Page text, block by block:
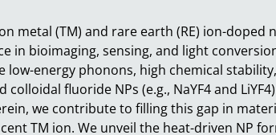
metal (TM) and rare earth (RE) ion-
in bioimaging, sensing, and light
low-energy phonons, high chemical
colloidal fluoride NPs (e.g., NaYF4 and
we contribute to filling this gap in
TM ion. We unveil the heat-driven NP